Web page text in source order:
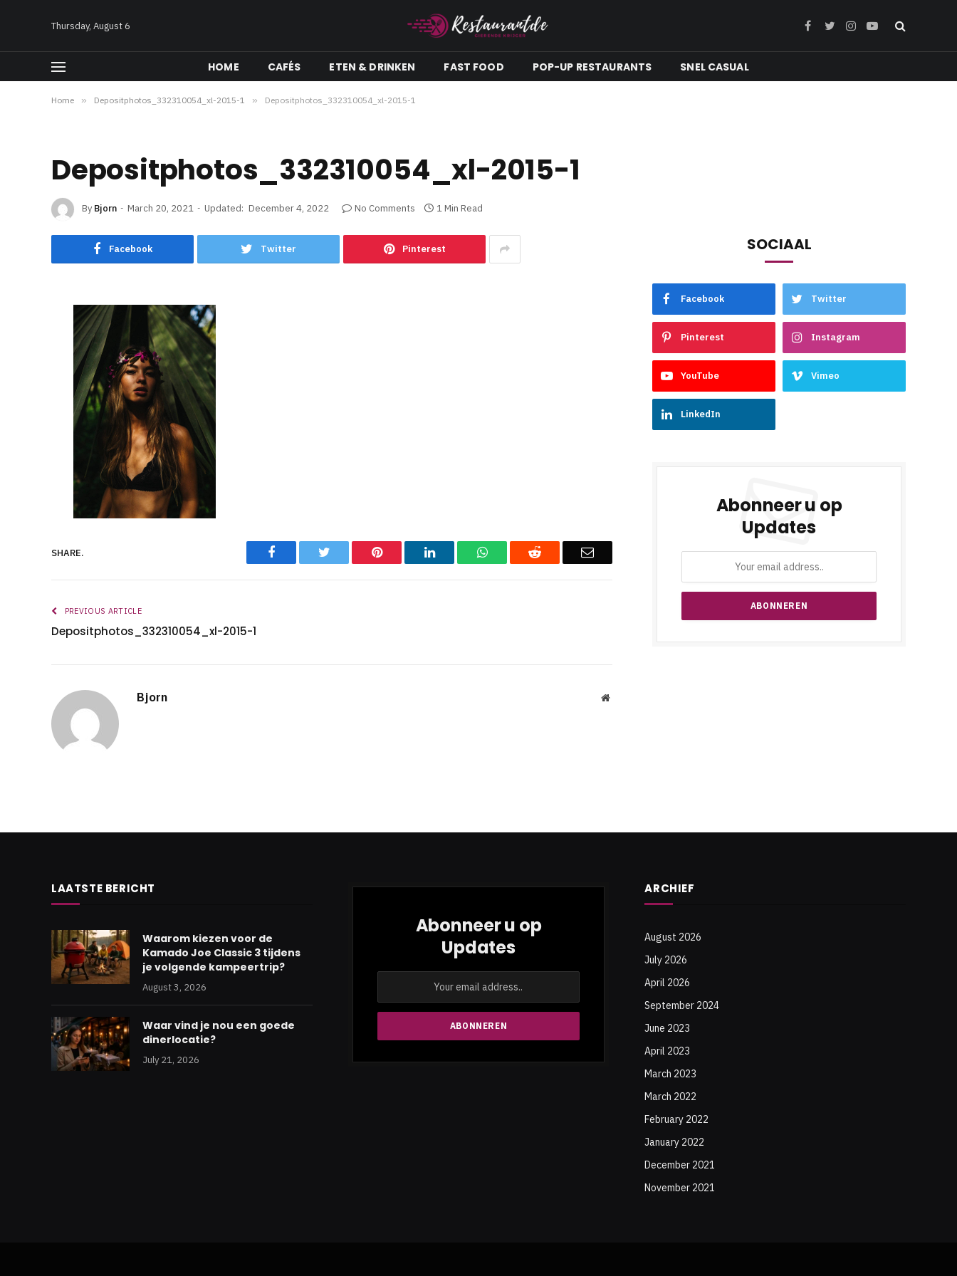
Thursday, August 6 Facebook
TwitterInstagram
YouTube
HOME CAFÉS ETEN & DRINKEN FAST FOOD POP-UP RESTAURANTS SNEL CASUAL
Home » Depositphotos_332310054_xl-2015-1 » Depositphotos_332310054_xl-2015-1
Depositphotos_332310054_xl-2015-1
By Bjorn March 20, 2021 Updated: December 4, 2022 No Comments 1 Min Read
Facebook Twitter Pinterest
SHARE. Facebook Twitter Pinterest LinkedIn WhatsAppReddit Email
PREVIOUS ARTICLE
Depositphotos_332310054_xl-2015-1
Bjorn Website
SOCIAAL
Facebook Twitter
Pinterest Instagram
YouTube Vimeo
LinkedIn
Abonneer u op
Updates
LAATSTE BERICHT
Waarom kiezen voor de
Kamado Joe Classic 3 tijdens
je volgende kampeertrip?
August 3, 2026
Waar vind je nou een goede
dinerlocatie?
July 21, 2026
Abonneer u op
Updates
ARCHIEF
August 2026
July 2026
April 2026
September 2024
June 2023
April 2023
March 2023
March 2022
February 2022
January 2022
December 2021
November 2021